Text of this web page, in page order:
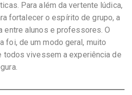
Para além da vertente lúdica,
fortalecer o espírito de grupo, a
entre alunos e professores. O
foi, de um modo geral, muito
todos vivessem a experiência de